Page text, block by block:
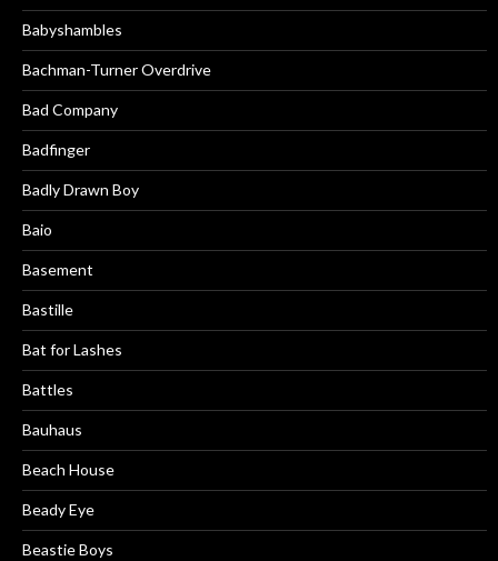
Babyshambles
Bachman-Turner Overdrive
Bad Company
Badfinger
Badly Drawn Boy
Baio
Basement
Bastille
Bat for Lashes
Battles
Bauhaus
Beach House
Beady Eye
Beastie Boys